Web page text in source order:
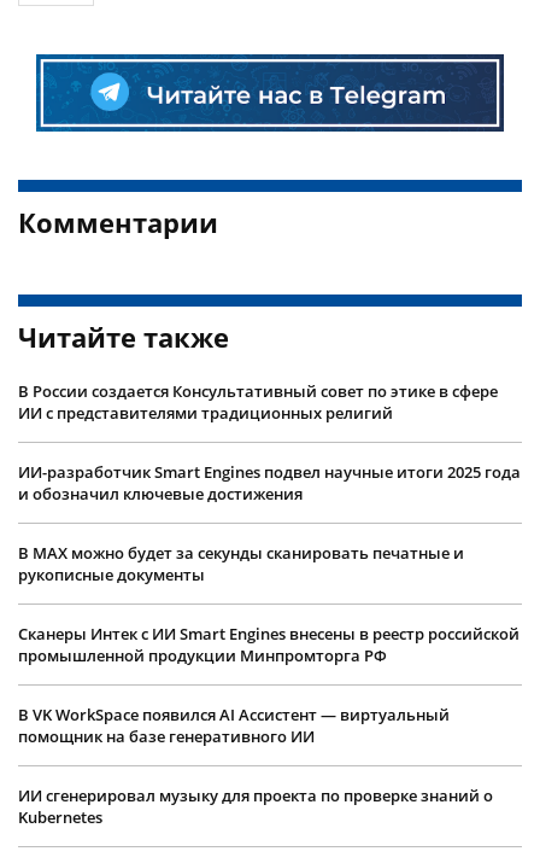
Комментарии
Читайте также
В России создается Консультативный совет по этике в сфере
ИИ с представителями традиционных религий
ИИ-разработчик Smart Engines подвел научные итоги 2025 года
и обозначил ключевые достижения
В MAX можно будет за секунды сканировать печатные и
рукописные документы
Сканеры Интек с ИИ Smart Engines внесены в реестр российской
промышленной продукции Минпромторга РФ
В VK WorkSpace появился AI Ассистент — виртуальный
помощник на базе генеративного ИИ
ИИ сгенерировал музыку для проекта по проверке знаний о
Kubernetes